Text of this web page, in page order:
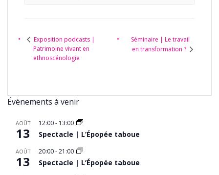
Exposition podcasts |
Patrimoine vivant en
ethnoscénologie
Séminaire | Le travail
en transformation ?
Évènements à venir
AOÛT
13
12:00- 13:00
Spectacle | L’Épopée taboue
AOÛT
13
20:00-21:00
Spectacle | L’Épopée taboue